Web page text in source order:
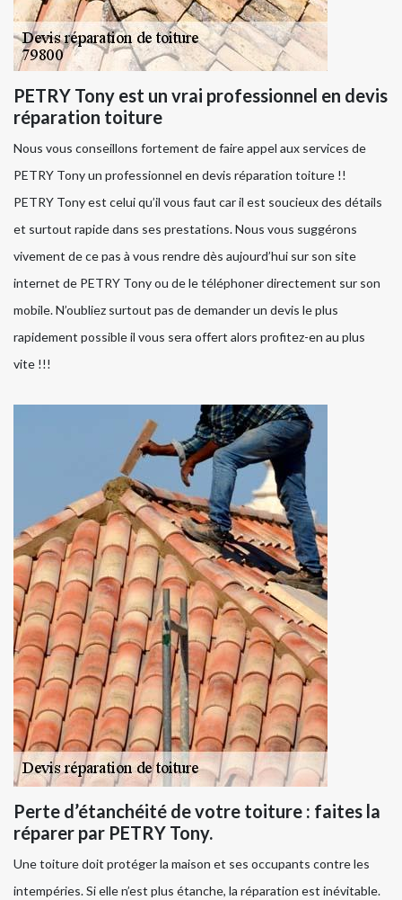
PETRY Tony est un vrai professionnel en devis
réparation toiture
Nous vous conseillons fortement de faire appel aux services de
PETRY Tony un professionnel en devis réparation toiture !!
PETRY Tony est celui qu’il vous faut car il est soucieux des détails
et surtout rapide dans ses prestations. Nous vous suggérons
vivement de ce pas à vous rendre dès aujourd’hui sur son site
internet de PETRY Tony ou de le téléphoner directement sur son
mobile. N’oubliez surtout pas de demander un devis le plus
rapidement possible il vous sera offert alors profitez-en au plus
vite !!!
Perte d’étanchéité de votre toiture : faites la
réparer par PETRY Tony.
Une toiture doit protéger la maison et ses occupants contre les
intempéries. Si elle n’est plus étanche, la réparation est inévitable.